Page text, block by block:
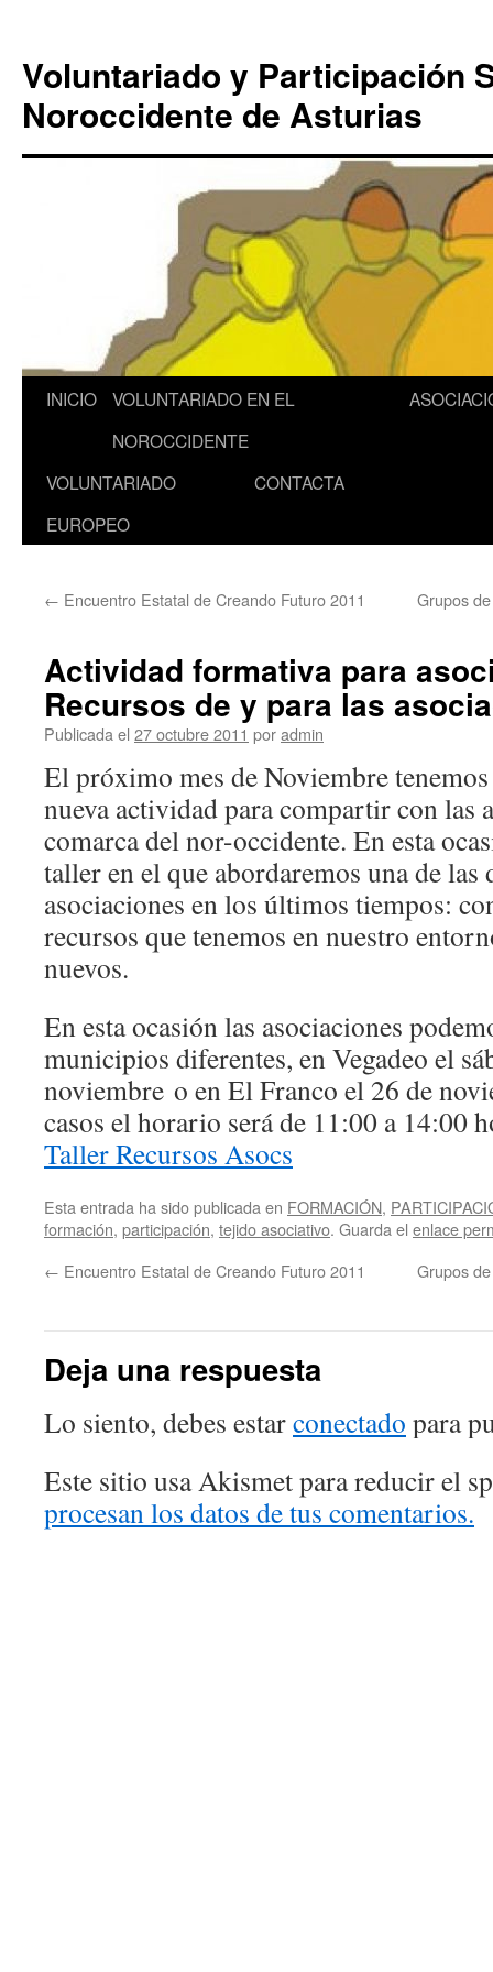
contenido
Voluntariado y Participación
Noroccidente de Asturias
INICIO
VOLUNTARIADO EN EL
NOROCCIDENTE
VOLUNTARIADO
EUROPEO
CONTACTA
← Encuentro Estatal de Creando Futuro 2011 Grupos
Actividad formativa para
Recursos de y para las
Publicada el 27 octubre 2011 poradmin
El próximo mes de Noviembre
nueva actividad para compartir con las
comarca del nor-occidente. En esta
taller en el que abordaremos una de las
asociaciones en los últimos tiempos:
recursos que tenemos en nuestro
nuevos.
En esta ocasión las asociaciones
municipios diferentes, en Vegadeo el
noviembre o en El Franco el 26 de
casos el horario será de 11:00 a 14:00
Taller Recursos Asocs
Esta entrada ha sido publicada en FORMACIÓN,
formación, participación, tejido asociativo. Guarda el enlace
← Encuentro Estatal de Creando Futuro 2011 Grupos
Deja una respuesta
Lo siento, debes estarconectado para
Este sitio usa Akismet para reducir el
procesan los datos de tus comentarios.